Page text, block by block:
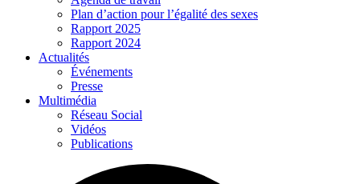
Plan d’action pour l’égalité des sexes
Rapport 2025
Rapport 2024
Actualités
Événements
Presse
Multimédia
Réseau Social
Vidéos
Publications